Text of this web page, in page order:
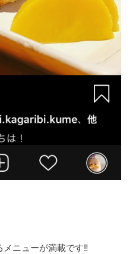
ニューが満載です‼️